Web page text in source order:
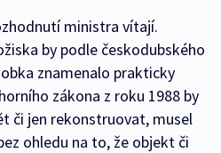
ministra vítají.
by podle českodubského
znamenalo prakticky
zákona z roku 1988 by
či jen rekonstruovat, musel
ohledu na to, že objekt či